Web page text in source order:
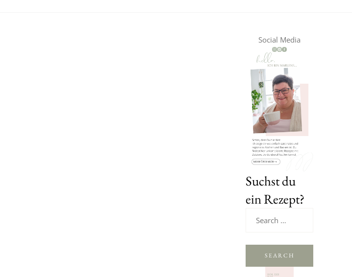
Social Media
Suchst du
ein Rezept?
SEARCH